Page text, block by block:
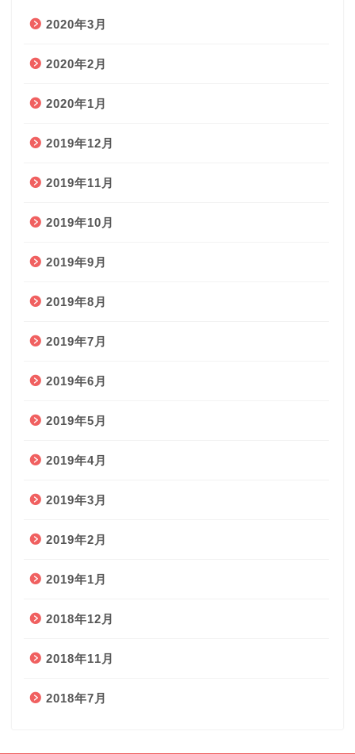
2020年3月
2020年2月
2020年1月
2019年12月
2019年11月
2019年10月
2019年9月
2019年8月
2019年7月
2019年6月
2019年5月
2019年4月
2019年3月
2019年2月
2019年1月
2018年12月
2018年11月
2018年7月